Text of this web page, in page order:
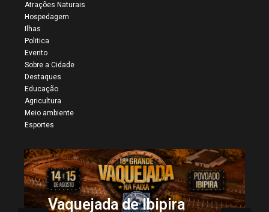
Atrações Naturais
Hospedagem
Ilhas
Politica
Evento
Sobre a Cidade
Destaques
Educação
Agricultura
Meio ambiente
Esportes